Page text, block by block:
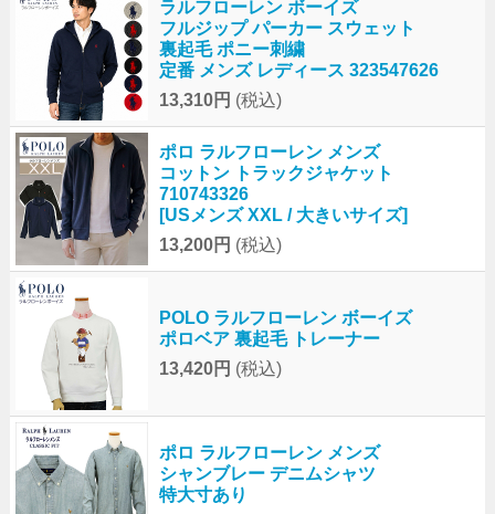
ラルフローレン ボーイズ
フルジップ パーカー スウェット
裏起毛 ポニー刺繍
定番 メンズ レディース 323547626
13,310円 (税込)
ポロ ラルフローレン メンズ
コットン トラックジャケット
710743326
[USメンズ XXL / 大きいサイズ]
13,200円 (税込)
POLO ラルフローレン ボーイズ
ポロベア 裏起毛 トレーナー
13,420円 (税込)
ポロ ラルフローレン メンズ
シャンブレー デニムシャツ
特大寸あり